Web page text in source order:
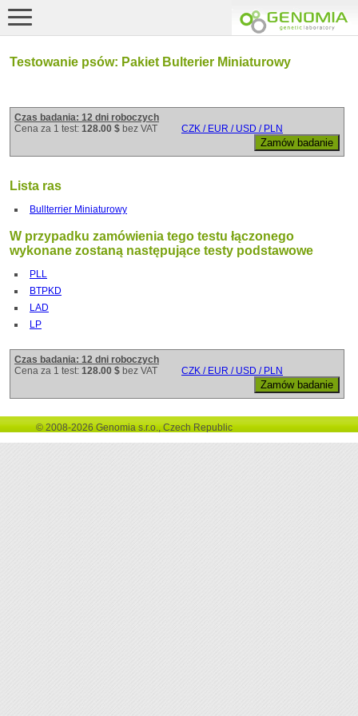
Testowanie psów: Pakiet Bulterier Miniaturowy
Czas badania: 12 dni roboczych
Cena za 1 test: 128.00 $ bez VAT CZK / EUR / USD / PLN
Lista ras
Bullterrier Miniaturowy
W przypadku zamówienia tego testu łączonego
wykonane zostaną następujące testy podstawowe
PLL
BTPKD
LAD
LP
Czas badania: 12 dni roboczych
Cena za 1 test: 128.00 $ bez VAT CZK / EUR / USD / PLN
© 2008-2026 Genomia s.r.o., Czech Republic